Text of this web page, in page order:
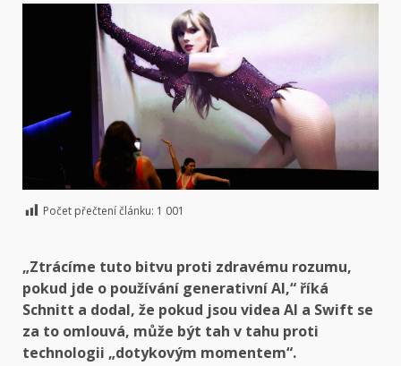
Počet přečtení článku: 1 001
„Ztrácíme tuto bitvu proti zdravému rozumu,
pokud jde o používání generativní AI,“ říká
Schnitt a dodal, že pokud jsou videa AI a Swift se
za to omlouvá, může být tah v tahu proti
technologii „dotykovým momentem“.